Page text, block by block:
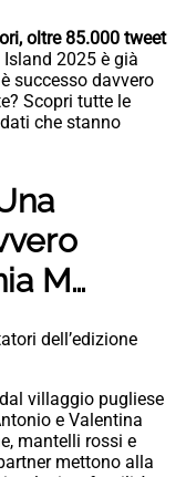
oltre 85.000 tweet
2025 è già
successo davvero
Scopri tutte le
che stanno
M…
dell’edizione
villaggio pugliese
e Valentina
mantelli rossi e
mettono alla